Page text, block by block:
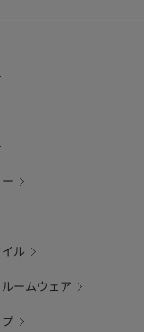
ル
ームウェア